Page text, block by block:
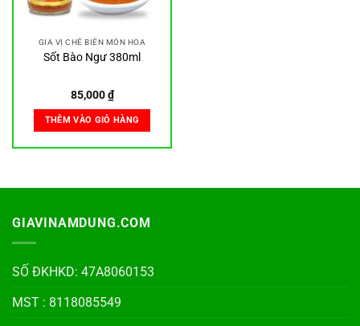
GIA VỊ CHẾ BIẾN MÓN HOA
Sốt Bào Ngư 380ml
85,000₫
THÊM VÀO GIỎ HÀNG
GIAVINAMDUNG.COM
SỐ ĐKHKD: 47A8060153
MST : 8118085549